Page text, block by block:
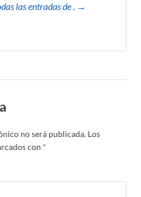
las entradas de . →
no será publicada. Los
con *